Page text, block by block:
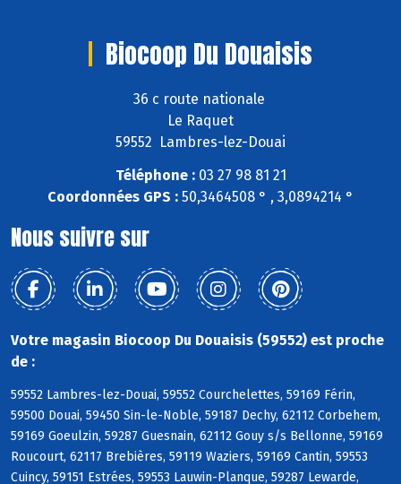
Biocoop Du Douaisis
36 c route nationale
Le Raquet
59552 Lambres-lez-Douai
Téléphone :03 27 98 81 21
Coordonnées GPS : 50,3464508 ° , 3,0894214 °
Nous suivre sur
Votre magasin Biocoop Du Douaisis (59552) est proche
de :
59552 Lambres-lez-Douai, 59552 Courchelettes, 59169 Férin,
59500 Douai, 59450 Sin-le-Noble, 59187 Dechy, 62112 Corbehem,
59169 Goeulzin, 59287 Guesnain, 62112 Gouy s/s Bellonne, 59169
Roucourt, 62117 Brebières, 59119 Waziers, 59169 Cantin, 59553
Cuincy, 59151 Estrées, 59553 Lauwin-Planque, 59287 Lewarde,